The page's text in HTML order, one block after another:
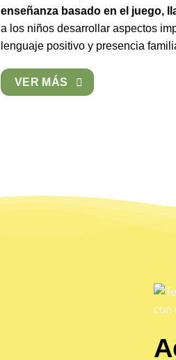
enseñanza basado en el juego,
a los niños desarrollar aspectos
lenguaje positivo y presencia
VER MÁS